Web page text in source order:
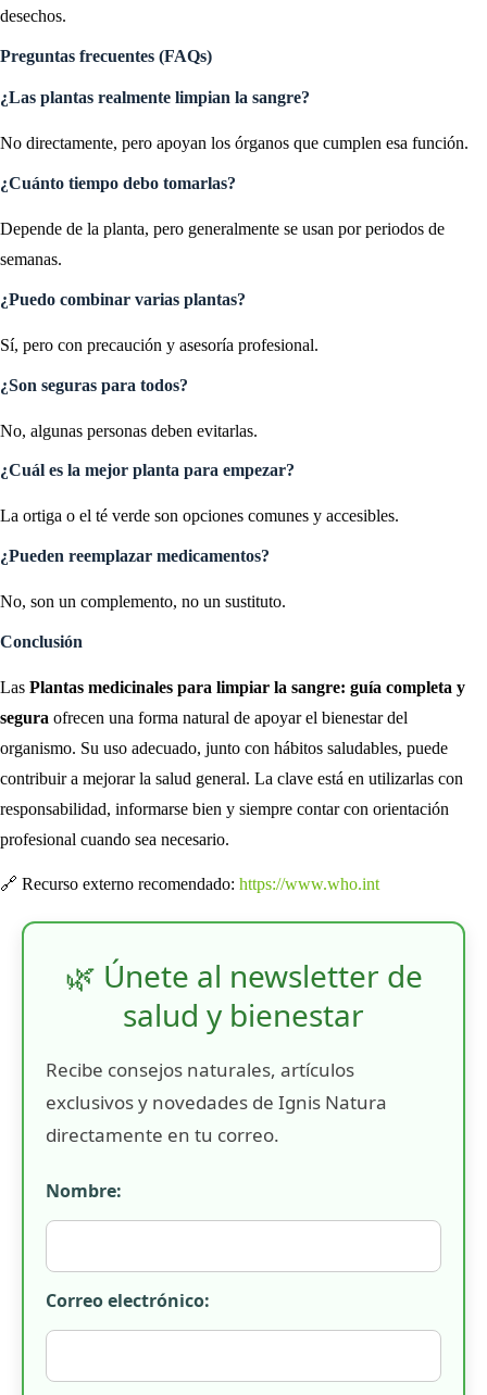
desechos.
Preguntas frecuentes (FAQs)
¿Las plantas realmente limpian la sangre?
No directamente, pero apoyan los órganos que cumplen esa función.
¿Cuánto tiempo debo tomarlas?
Depende de la planta, pero generalmente se usan por periodos de
semanas.
¿Puedo combinar varias plantas?
Sí, pero con precaución y asesoría profesional.
¿Son seguras para todos?
No, algunas personas deben evitarlas.
¿Cuál es la mejor planta para empezar?
La ortiga o el té verde son opciones comunes y accesibles.
¿Pueden reemplazar medicamentos?
No, son un complemento, no un sustituto.
Conclusión
Las Plantas medicinales para limpiar la sangre: guía completa y
segura ofrecen una forma natural de apoyar el bienestar del
organismo. Su uso adecuado, junto con hábitos saludables, puede
contribuir a mejorar la salud general. La clave está en utilizarlas con
responsabilidad, informarse bien y siempre contar con orientación
profesional cuando sea necesario.
🔗 Recurso externo recomendado: https://www.who.int
🌿 Únete al newsletter de
salud y bienestar
Recibe consejos naturales, artículos
exclusivos y novedades de Ignis Natura
directamente en tu correo.
Nombre:
Correo electrónico: